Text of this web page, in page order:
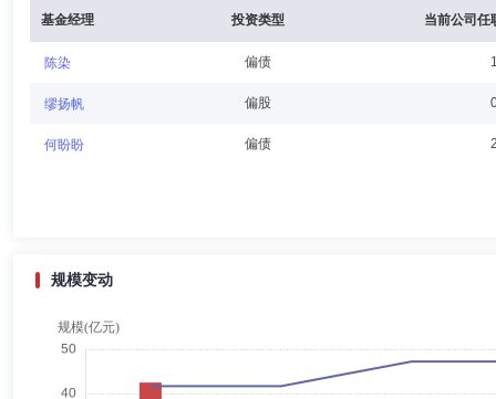
张小红 学历：硕士
张小红女士：达诚基金管理有限公司独立董事，硕士。曾任首都经济贸
基金经理 投资类型 当前公司任
陈染 偏债
缪扬帆 偏股
何盼盼 偏债
规模变动